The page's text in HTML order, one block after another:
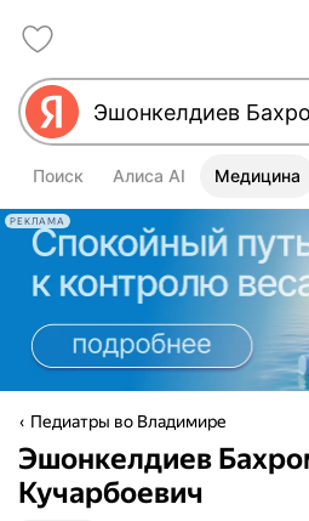
Поиск Алиса AI Медицина
РЕКЛАМА
Педиатры во Владимире
Эшонкелдиев
Кучарбоевич